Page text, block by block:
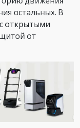
остальных. В
открытыми
от